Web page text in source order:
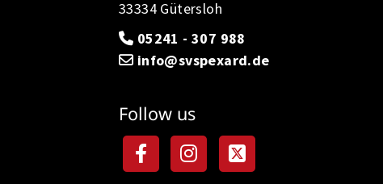
33334 Gütersloh
05241 - 307 988
info@svspexard.de
Follow us